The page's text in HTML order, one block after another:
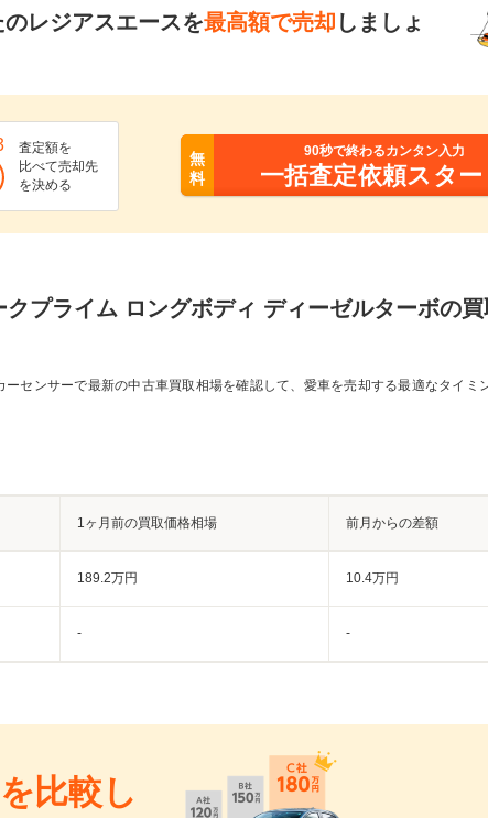
レジアスエースを最高額で売却 しましょ
査定額を
比べて売却先
を決める
無
料
90秒で終わるカンタン入力
一括査定依頼スター
プライム ロングボディ ディーゼルターボの
センサーで最新の中古車買取相場を確認して、愛車を売却する最適なタイミ
1ヶ月前の買取価格相場 前月からの差額
189.2万円 10.4万円
- -
比較し